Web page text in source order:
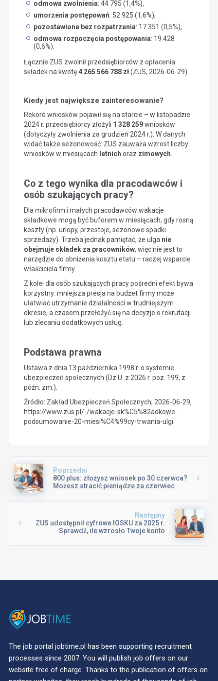
odmowa zwolnienia: 44 795 (1,4%),
umorzenia postępowań: 52 925 (1,6%),
pozostawione bez rozpatrzenia: 17 351 (0,5%),
odmowa rozpoczęcia postępowania: 19 428
(0,6%).
Łącznie ZUS zwolnił przedsiębiorców z opłacenia
składek na kwotę4 265 566 788 zł(ZUS, 2026-06-29).
Kiedy jest największe zainteresowanie?
Rekord wniosków pojawił się na starcie – w listopadzie
2024 r. przedsiębiorcy złożyli 1 328 259wniosków
(dotyczyły zwolnienia za grudzień 2024 r.). W danych
widać także sezonowość: ZUS zauważa wzrost liczby
wniosków w miesiącach letnich oraz zimowych
Co z tego wynika dla pracodawców i
osób szukających pracy?
Dla mikrofirm i małych pracodawców wakacje
składkowe mogą być buforem w miesiącach, gdy rosną
koszty (np. urlopy, przestoje, sezonowe spadki
sprzedaży). Trzeba jednak pamiętać, że ulga nie
obejmuje składek za pracowników, więc nie jest to
narzędzie do obniżenia kosztu etatu – raczej wsparcie
właściciela firmy.
Z kolei dla osób szukających pracy pośredni efekt bywa
korzystny: mniejsza presja na budżet firmy może
ułatwiać utrzymanie działalności w trudniejszym
okresie, a czasem przełożyć się na decyzje o rekrutacji
lub zlecaniu dodatkowych usług.
Podstawa prawna
Ustawa z dnia 13 października 1998 r. o systemie
ubezpieczeń społecznych (Dz.U. z 2026 r. poz. 199, z
późn. zm.).
Źródło: Zakład Ubezpieczeń Społecznych, 2026-06-29,
https://www.zus.pl/-/wakacje-sk%C5%82adkowe-
podsumowanie-20-miesi%C4%99cy-trwania-ulgi
Poprzedni
800 plus: złożysz wniosek po 30 czerwca?
Możesz stracić pieniądze za czerwiec
Następny
ZUS udostępnił cyfrowe IOSKU za 2025 r.
Sprawdź, ile wzrosło Twoje konto
The job portal jobtime.pl has been supporting recruitment
processes since 2007. You will publish job offers on our
website free of charge. Thanks to the publication of offers on